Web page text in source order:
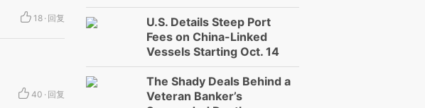
18 · 回复
40 · 回复
U.S. Details Steep Port
Fees on China-Linked
Vessels Starting Oct. 14
The Shady Deals Behind a
Veteran Banker’s